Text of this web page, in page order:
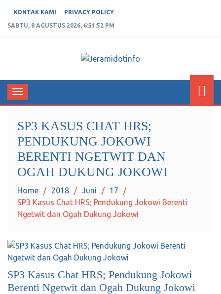
KONTAK KAMI PRIVACY POLICY
SABTU, 8 AGUSTUS 2026, 6:51:52 PM
JERAMIDOTINFO
Toggle
navigation
SP3 KASUS CHAT HRS;
PENDUKUNG JOKOWI
BERENTI NGETWIT DAN
OGAH DUKUNG JOKOWI
Home 2018 Juni
17
SP3 Kasus Chat HRS; Pendukung Jokowi Berenti
Ngetwit dan Ogah Dukung Jokowi
SP3 Kasus Chat HRS; Pendukung Jokowi
Berenti Ngetwit dan Ogah Dukung Jokowi